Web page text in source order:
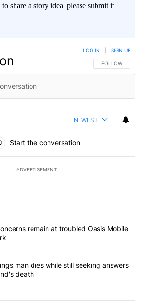
share a story idea, please submit it
FOLLOW THIS
FOLLOW
LOG IN SIGN UP
NEWEST
Start the conversation
ADVERTISEMENT
of the most commented articles in the last
"Arsenic concerns remain at troubled
remain at troubled Oasis Mobile
"Palm Springs man dies while still
man dies while still seeking answers
death